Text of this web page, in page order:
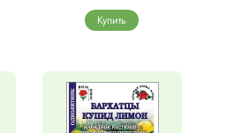
Купить